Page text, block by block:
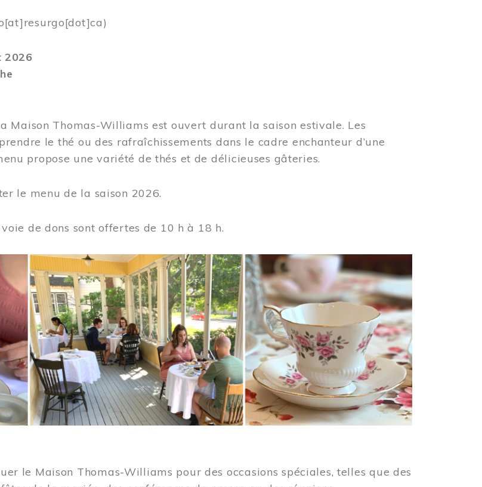
2026
Maison Thomas-Williams est ouvert durant la saison estivale. Les
le thé ou des rafraîchissements dans le cadre enchanteur d’une
propose une variété de thés et de délicieuses gâteries.
le menu de la saison 2026.
de dons sont offertes de 10 h à 18 h.
le Maison Thomas-Williams pour des occasions spéciales, telles que des